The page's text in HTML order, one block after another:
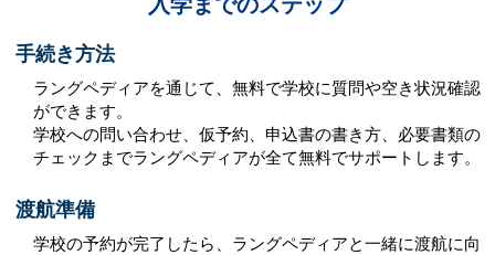
手続き方法
ラングペディアを通じて、無料で学校に質問や空き状況確認
ができます。
学校への問い合わせ、仮予約、申込書の書き方、必要書類の
チェックまでラングペディアが全て無料でサポートします。
渡航準備
学校の予約が完了したら、ラングペディアと一緒に渡航に向